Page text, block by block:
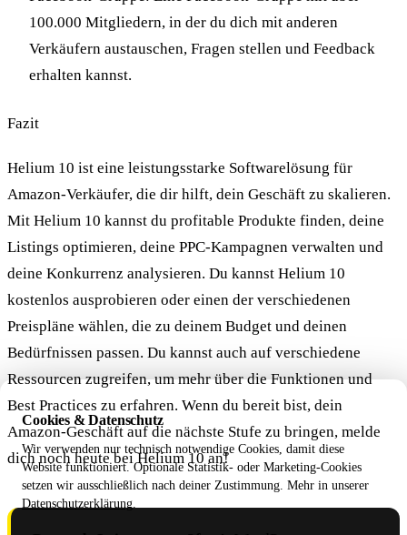
100.000 Mitgliedern, in der du dich mit anderen
Verkäufern austauschen, Fragen stellen und Feedback
erhalten kannst.
Fazit
Helium 10 ist eine leistungsstarke Softwarelösung für
Amazon-Verkäufer, die dir hilft, dein Geschäft zu skalieren.
Mit Helium 10 kannst du profitable Produkte finden, deine
Listings optimieren, deine PPC-Kampagnen verwalten und
deine Konkurrenz analysieren. Du kannst Helium 10
kostenlos ausprobieren oder einen der verschiedenen
Preispläne wählen, die zu deinem Budget und deinen
Bedürfnissen passen. Du kannst auch auf verschiedene
Ressourcen zugreifen, um mehr über die Funktionen und
Best Practices zu erfahren. Wenn du bereit bist, dein
Amazon-Geschäft auf die nächste Stufe zu bringen, melde
dich noch heute bei Helium 10 an!
Cookies & Datenschutz
Wir verwenden nur technisch notwendige Cookies, damit diese
Website funktioniert. Optionale Statistik- oder Marketing-Cookies
setzen wir ausschließlich nach deiner Zustimmung. Mehr in unserer
Datenschutzerklärung.